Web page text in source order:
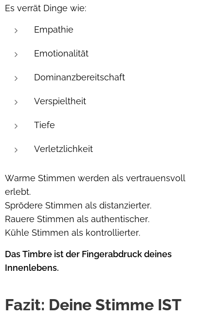
Es verrät Dinge wie:
Empathie
Emotionalität
Dominanzbereitschaft
Verspieltheit
Tiefe
Verletzlichkeit
Warme Stimmen werden als vertrauensvoll
erlebt.
Sprödere Stimmen als distanzierter.
Rauere Stimmen als authentischer.
Kühle Stimmen als kontrollierter.
Das Timbre ist der Fingerabdruck deines
Innenlebens.
Fazit: Deine Stimme IST